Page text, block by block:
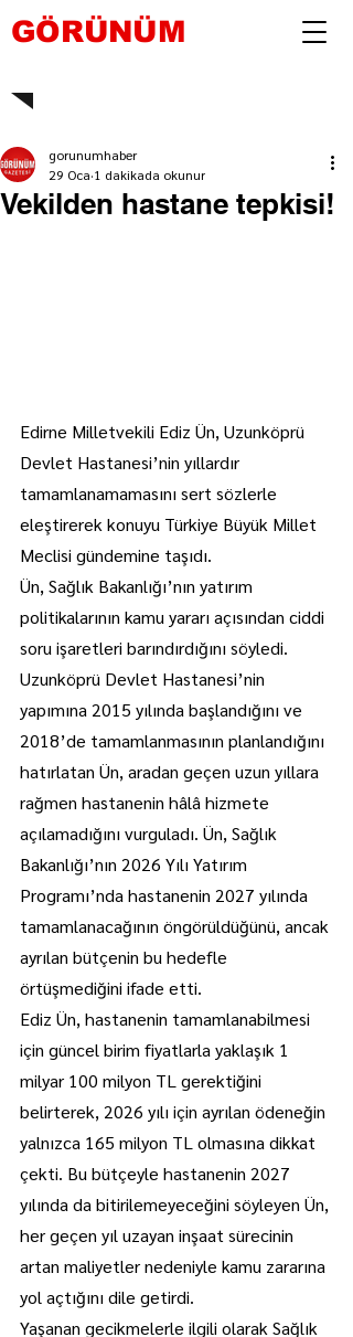
GÖRÜNÜM
Vekilden hastane tepkisi!
gorunumhaber
29 Oca 1 dakikada okunur
Edirne Milletvekili Ediz Ün, Uzunköprü
Devlet Hastanesi’nin yıllardır
tamamlanamamasını sert sözlerle
eleştirerek konuyu Türkiye Büyük Millet
Meclisi gündemine taşıdı.
Ün, Sağlık Bakanlığı’nın yatırım
politikalarının kamu yararı açısından ciddi
soru işaretleri barındırdığını söyledi.
Uzunköprü Devlet Hastanesi’nin
yapımına 2015 yılında başlandığını ve
2018’de tamamlanmasının planlandığını
hatırlatan Ün, aradan geçen uzun yıllara
rağmen hastanenin hâlâ hizmete
açılamadığını vurguladı. Ün, Sağlık
Bakanlığı’nın 2026 Yılı Yatırım
Programı’nda hastanenin 2027 yılında
tamamlanacağının öngörüldüğünü, ancak
ayrılan bütçenin bu hedefle
örtüşmediğini ifade etti.
Ediz Ün, hastanenin tamamlanabilmesi
için güncel birim fiyatlarla yaklaşık 1
milyar 100 milyon TL gerektiğini
belirterek, 2026 yılı için ayrılan ödeneğin
yalnızca 165 milyon TL olmasına dikkat
çekti. Bu bütçeyle hastanenin 2027
yılında da bitirilemeyeceğini söyleyen Ün,
her geçen yıl uzayan inşaat sürecinin
artan maliyetler nedeniyle kamu zararına
yol açtığını dile getirdi.
Yaşanan gecikmelerle ilgili olarak Sağlık